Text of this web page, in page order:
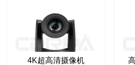
4K超高清摄像机